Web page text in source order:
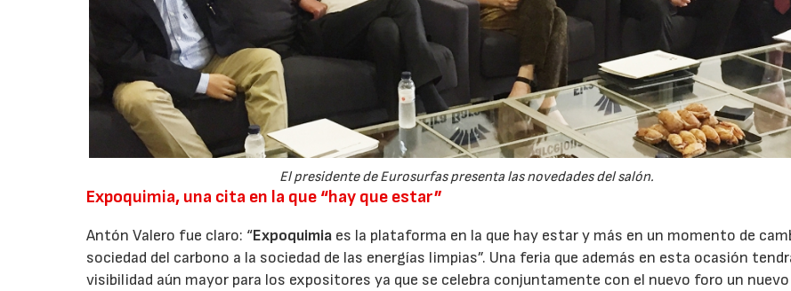
El presidente de Eurosurfas presenta las novedades del salón.
Expoquimia, una cita en la que “hay que estar”
Antón Valero fue claro: “Expoquimia es la plataforma en la que hay estar y más en un momento de
sociedad del carbono a la sociedad de las energías limpias”. Una feria que además en esta ocasión
visibilidad aún mayor para los expositores ya que se celebra conjuntamente con el nuevo foro un nuevo